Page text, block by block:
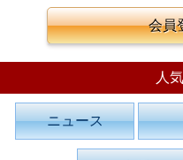
会員
人
ニュース